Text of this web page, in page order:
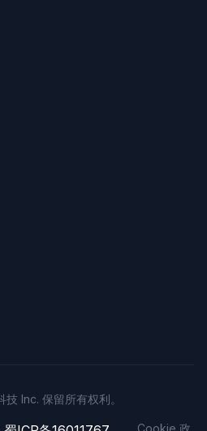
Inc. 保留所有权利。
Cookie 政